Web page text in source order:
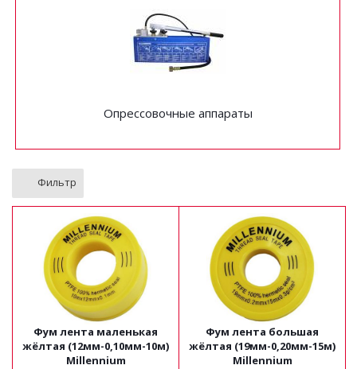
Опрессовочные аппараты
Фильтр
Фум лента маленькая
жёлтая (12мм-0,10мм-10м)
Millennium
Фум лента большая
жёлтая (19мм-0,20мм-15м)
Millennium